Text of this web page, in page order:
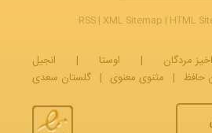
RSS| XML Sitemap | HTML
مردگان | اوستا |
انجیل
حافظ | مثنوی معنوی | گلستان سعدی